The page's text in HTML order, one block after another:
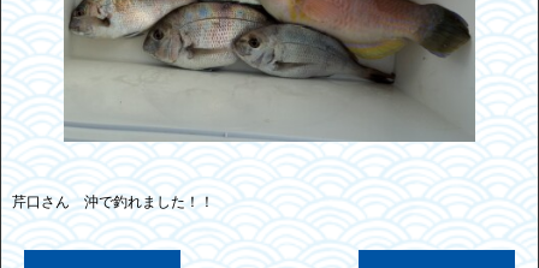
芹口さん 沖で釣れました！！